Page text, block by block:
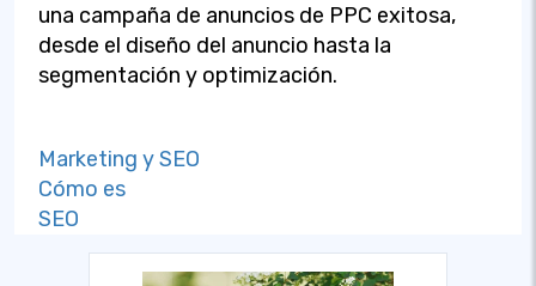
una campaña de anuncios de PPC exitosa,
desde el diseño del anuncio hasta la
segmentación y optimización.
Marketing y SEO
Cómo es
SEO